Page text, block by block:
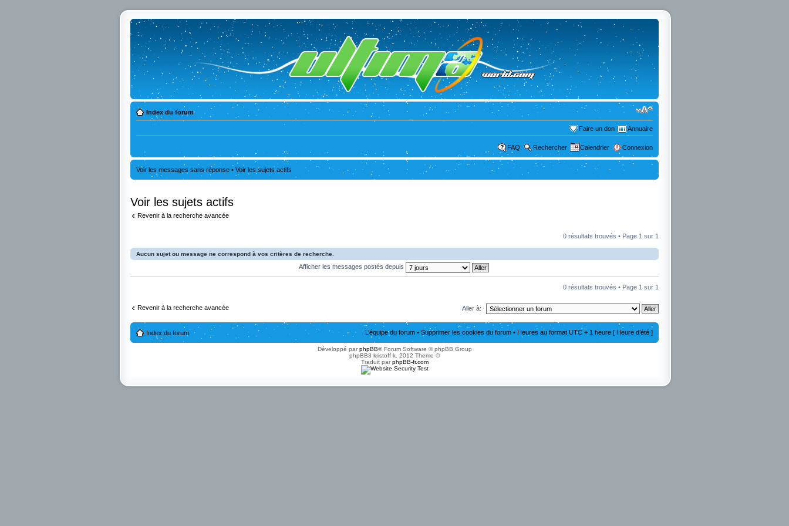
Index du forum
Faire un don Annuaire
FAQ Rechercher Calendrier Connexion
Voir les messages sans réponse • Voir les sujets actifs
Voir les sujets actifs
Revenir à la recherche avancée
0 résultats trouvés • Page 1 sur 1
Aucun sujet ou message ne correspond à vos critères de recherche.
Afficher les messages postés depuis
0 résultats trouvés • Page 1 sur 1
Revenir à la recherche avancée Aller à:
Index du forum L’équipe du forum • Supprimer les cookies du forum • Heures au format UTC + 1 heure [ Heure d’été ]
Développé parphpBB® Forum Software © phpBB Group
phpBB3 kristoff k. 2012 Theme ©
Traduit parphpBB-fr.com